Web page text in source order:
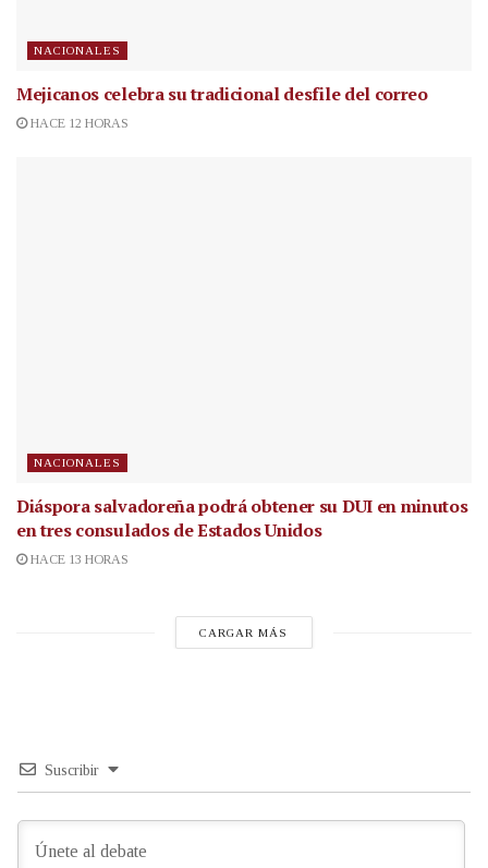
NACIONALES
Mejicanos celebra su tradicional desfile del correo
HACE 12 HORAS
NACIONALES
Diáspora salvadoreña podrá obtener su DUI en minutos
en tres consulados de Estados Unidos
HACE 13 HORAS
CARGAR MÁS
Suscribir